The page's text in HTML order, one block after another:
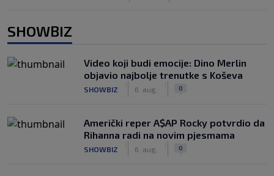
SHOWBIZ
Video koji budi emocije: Dino Merlin
objavio najbolje trenutke s Koševa
SHOWBIZ 6. aug. 0
Američki reper A$AP Rocky potvrdio da
Rihanna radi na novim pjesmama
SHOWBIZ 6. aug. 0